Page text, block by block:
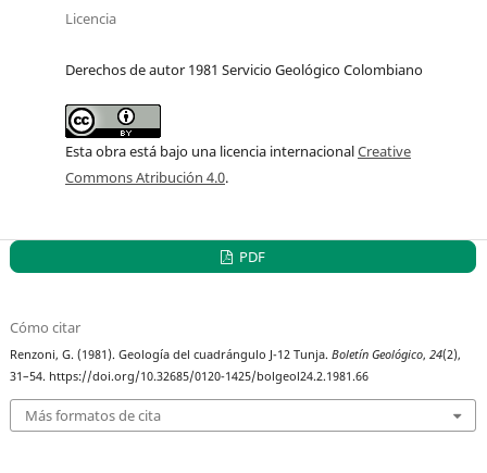
Licencia
Derechos de autor 1981 Servicio Geológico Colombiano
Esta obra está bajo una licencia internacionalCreative
Commons Atribución 4.0.
PDF
Cómo citar
Renzoni, G. (1981). Geología del cuadrángulo J-12 Tunja.Boletín Geológico,24(2),
31–54. https://doi.org/10.32685/0120-1425/bolgeol24.2.1981.66
Más formatos de cita